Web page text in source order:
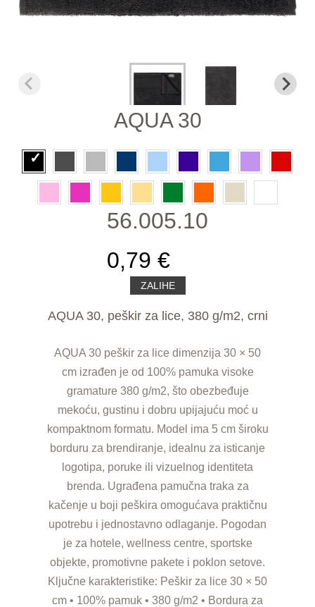
AQUA 30
56.005.10
0,79 €
ZALIHE
AQUA 30, peškir za lice, 380 g/m2, crni
AQUA 30 peškir za lice dimenzija 30 × 50
cm izrađen je od 100% pamuka visoke
gramature 380 g/m2, što obezbeđuje
mekoću, gustinu i dobru upijajuću moć u
kompaktnom formatu. Model ima 5 cm široku
borduru za brendiranje, idealnu za isticanje
logotipa, poruke ili vizuelnog identiteta
brenda. Ugrađena pamučna traka za
kačenje u boji peškira omogućava praktičnu
upotrebu i jednostavno odlaganje. Pogodan
je za hotele, wellness centre, sportske
objekte, promotivne pakete i poklon setove.
Ključne karakteristike: Peškir za lice 30 × 50
cm • 100% pamuk • 380 g/m2 • Bordura za